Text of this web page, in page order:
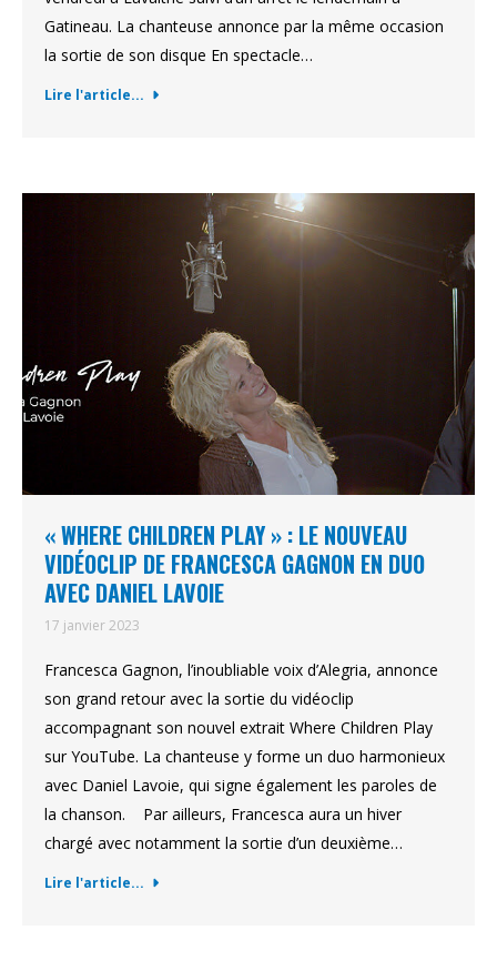
Gatineau. La chanteuse annonce par la même occasion
la sortie de son disque En spectacle…
Lire l'article...
« WHERE CHILDREN PLAY » : LE NOUVEAU
VIDÉOCLIP DE FRANCESCA GAGNON EN DUO
AVEC DANIEL LAVOIE
17 janvier 2023
Francesca Gagnon, l’inoubliable voix d’Alegria, annonce
son grand retour avec la sortie du vidéoclip
accompagnant son nouvel extrait Where Children Play
sur YouTube. La chanteuse y forme un duo harmonieux
avec Daniel Lavoie, qui signe également les paroles de
la chanson. Par ailleurs, Francesca aura un hiver
chargé avec notamment la sortie d’un deuxième…
Lire l'article...